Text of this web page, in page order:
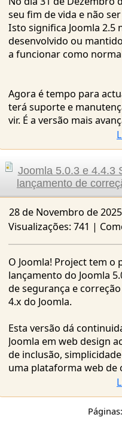
desenvolvido ou
a funcionar como
vir. É a versão mais
Joomla 5.0.3 e 4.4.3
lançamento de
28 de Novembro de
Visualizações: 741 |
O Joomla! Project tem o
lançamento do Joomla
de segurança e correção
4.x do Joomla.
Esta versão dá
Joomla em web design
de inclusão, simplicidade
uma plataforma web de
Páginas
Recent Topics